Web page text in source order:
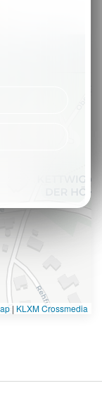
| KLXM Crossmedia